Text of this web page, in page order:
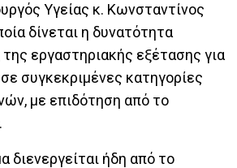
Υγείας κ. Κωνσταντίνος
δίνεται η δυνατότητα
εργαστηριακής εξέτασης για
συγκεκριμένες κατηγορίες
με επιδότηση από το
διενεργείται ήδη από το